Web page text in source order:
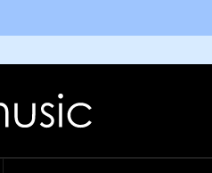
Tümünü Gör